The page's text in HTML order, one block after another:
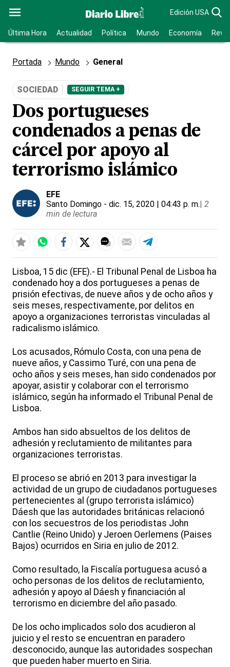
Edición USA
Última Hora Actualidad Política Mundo Economía
Portada Mundo General
SOCIEDAD SEGUIR TEMA +
Dos portugueses
condenados a penas de
cárcel por apoyo al
terrorismo islámico
EFE
Santo Domingo - dic. 15, 2020 | 04:43 p. m.| 2
min de lectura
Lisboa, 15 dic (EFE).- El Tribunal Penal de Lisboa ha
condenado hoy a dos portugueses a penas de
prisión efectivas, de nueve años y de ocho años y
seis meses, respectivamente, por delitos en
apoyo a organizaciones terroristas vinculadas al
radicalismo islámico.
Los acusados, Rómulo Costa, con una pena de
nueve años, y Cassimo Turé, con una pena de
ocho años y seis meses, han sido condenados por
apoyar, asistir y colaborar con el terrorismo
islámico, según ha informado el Tribunal Penal de
Lisboa.
Ambos han sido absueltos de los delitos de
adhesión y reclutamiento de militantes para
organizaciones terroristas.
El proceso se abrió en 2013 para investigar la
actividad de un grupo de ciudadanos portugueses
pertenecientes al (grupo terrorista islámico)
Dáesh que las autoridades británicas relacionó
con los secuestros de los periodistas John
Cantlie (Reino Unido) y Jeroen Oerlemens (Paises
Bajos) ocurridos en Siria en julio de 2012.
Como resultado, la Fiscalía portuguesa acusó a
ocho personas de los delitos de reclutamiento,
adhesión y apoyo al Dáesh y financiación al
terrorismo en diciembre del año pasado.
De los ocho implicados solo dos acudieron al
juicio y el resto se encuentran en paradero
desconocido, aunque las autoridades sospechan
que pueden haber muerto en Siria.